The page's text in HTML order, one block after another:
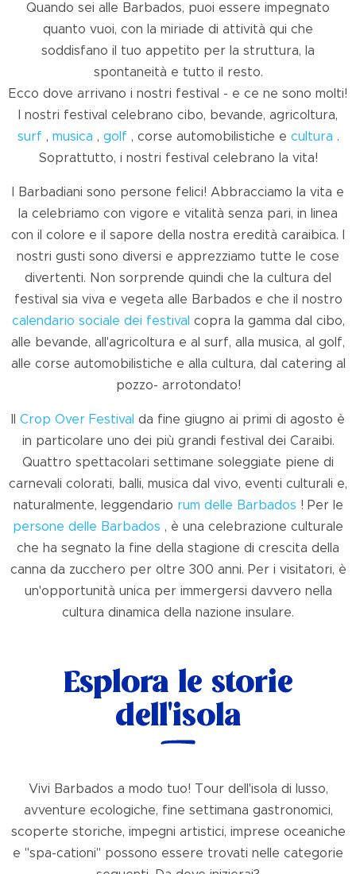
Quando sei alle Barbados, puoi essere impegnato
quanto vuoi, con la miriade di attività qui che
soddisfano il tuo appetito per la struttura, la
spontaneità e tutto il resto.
Ecco dove arrivano i nostri festival - e ce ne sono molti!
I nostri festival celebrano cibo, bevande, agricoltura,
surf , musica , golf , corse automobilistiche e cultura .
Soprattutto, i nostri festival celebrano la vita!
I Barbadiani sono persone felici! Abbracciamo la vita e
la celebriamo con vigore e vitalità senza pari, in linea
con il colore e il sapore della nostra eredità caraibica. I
nostri gusti sono diversi e apprezziamo tutte le cose
divertenti. Non sorprende quindi che la cultura del
festival sia viva e vegeta alle Barbados e che il nostro
calendario sociale dei festival copra la gamma dal cibo,
alle bevande, all'agricoltura e al surf, alla musica, al golf,
alle corse automobilistiche e alla cultura, dal catering al
pozzo- arrotondato!
Crop Over Festival da fine giugno ai primi di agosto è
in particolare uno dei più grandi festival dei Caraibi.
Quattro spettacolari settimane soleggiate piene di
carnevali colorati, balli, musica dal vivo, eventi culturali e,
naturalmente, leggendario rum delle Barbados ! Per le
persone delle Barbados , è una celebrazione culturale
che ha segnato la fine della stagione di crescita della
canna da zucchero per oltre 300 anni. Per i visitatori, è
un'opportunità unica per immergersi davvero nella
cultura dinamica della nazione insulare.
Esplora le storie
dell'isola
Vivi Barbados a modo tuo! Tour dell'isola di lusso,
avventure ecologiche, fine settimana gastronomici,
scoperte storiche, impegni artistici, imprese oceaniche
e "spa-cationi" possono essere trovati nelle categorie